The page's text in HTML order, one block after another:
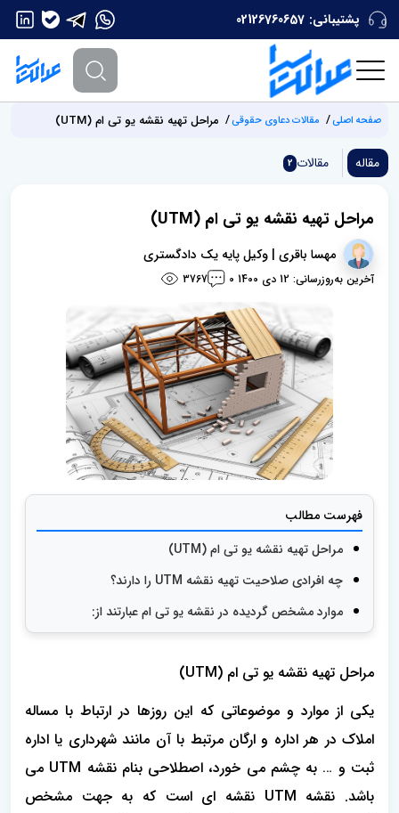
پشتیبانی: 02126760657
صفحه اصلی مقالات دعاوی حقوقی مراحل تهیه نقشه یو تی ام (UTM)
مقاله مقالات 2
مراحل تهیه نقشه یو تی ام (UTM)
مهسا باقری | وکیل پایه یک دادگستری
آخرین به‌روزرسانی: 12 دی 1400 0
3767
فهرست مطالب
مراحل تهیه نقشه یو تی ام (UTM)
چه افرادی صلاحیت تهیه نقشه UTM را دارند؟
موارد مشخص گردیده در نقشه یو تی ام عبارتند از:
مراحل تهیه نقشه یو تی ام (UTM)
یکی از موارد و موضوعاتی که این روزها در ارتباط با مساله
املاک در هر اداره و ارگان مرتبط با آن مانند شهرداری یا اداره
ثبت و … به چشم می خورد، اصطلاحی بنام نقشه UTM می
باشد. نقشه UTM نقشه ای است که به جهت مشخص